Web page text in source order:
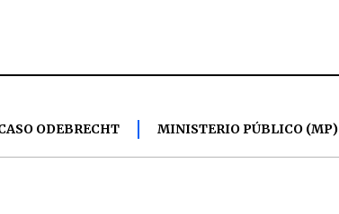
ODEBRECHT MINISTERIO PÚBLICO (MP)